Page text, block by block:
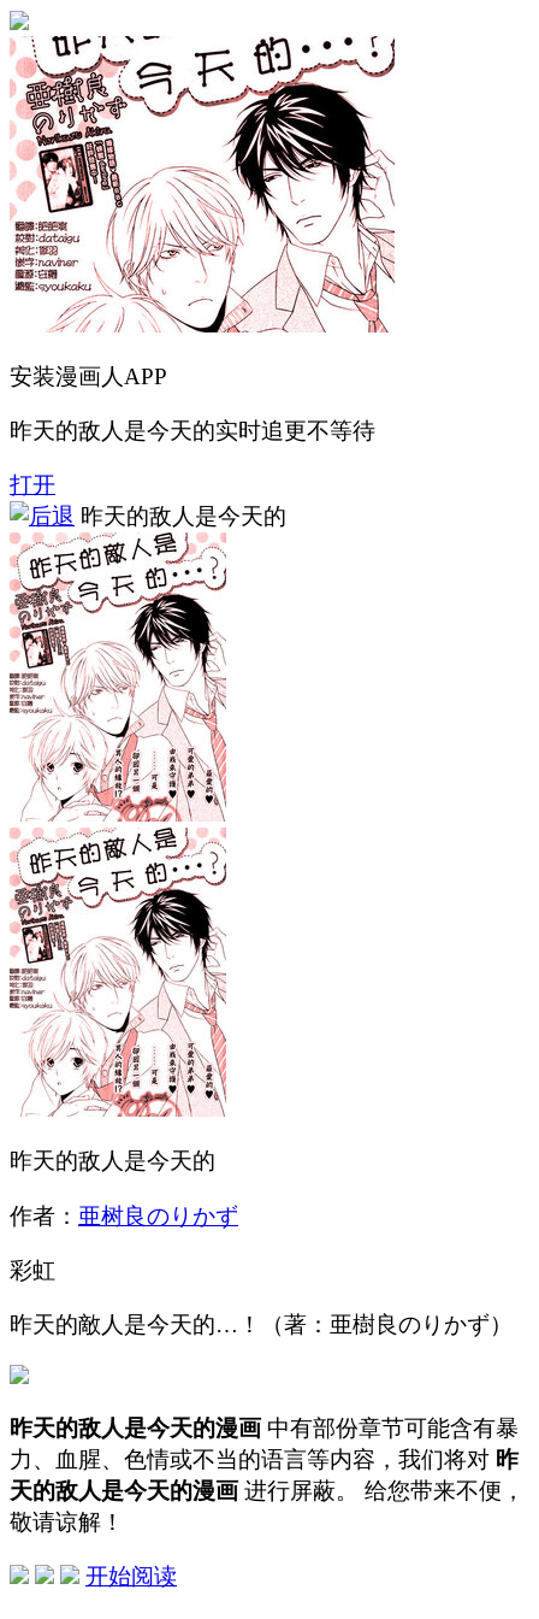
安装漫画人APP
昨天的敌人是今天的实时追更不等待
打开
昨天的敌人是今天的
昨天的敌人是今天的
作者： 亜树良のりかず
彩虹
昨天的敵人是今天的…！（著：亜樹良のりかず）
昨天的敌人是今天的漫画 中有部份章节可能含有暴
力、血腥、色情或不当的语言等内容，我们将对 昨
天的敌人是今天的漫画 进行屏蔽。 给您带来不便，
敬请谅解！
开始阅读